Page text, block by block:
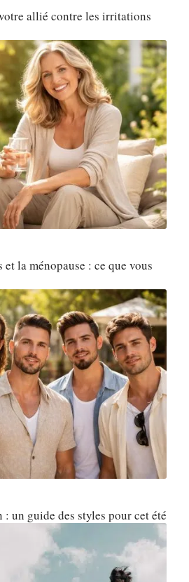
allié contre les irritations
la ménopause : ce que vous
un guide des styles pour cet été